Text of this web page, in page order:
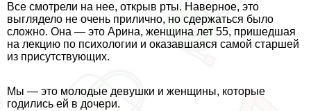
Все смотрели на нее, открыв рты. Наверное, это
выглядело не очень прилично, но сдержаться было
сложно. Она — это Арина, женщина лет 55, пришедшая
на лекцию по психологии и оказавшаяся самой старшей
из присутствующих.
Мы — это молодые дeвyшки и женщины, которые
годились ей в дочери.